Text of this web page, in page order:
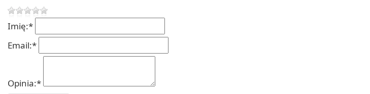
Imię:*
Email:*
Opinia:*